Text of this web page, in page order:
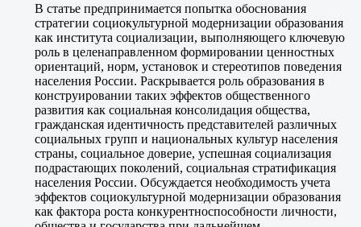
В статье предпринимается попытка обоснования
стратегии социокультурной модернизации образования
как института социализации, выполняющего ключевую
роль в целенаправленном формировании ценностных
ориентаций, норм, установок и стереотипов поведения
населения России. Раскрывается роль образования в
конструировании таких эффектов общественного
развития как социальная консолидация общества,
гражданская идентичность представителей различных
социальных групп и национальных культур населения
страны, социальное доверие, успешная социализация
подрастающих поколений, социальная стратификация
населения России. Обсуждается необходимость учета
эффектов социокультурной модернизации образования
как фактора роста конкурентноспособности личности,